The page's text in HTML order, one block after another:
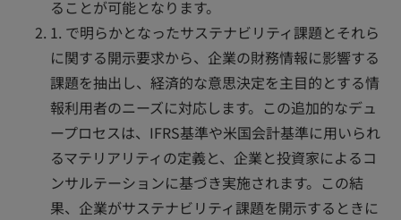
ることが可能となります。
1. で明らかとなったサステナビリティ課題とそれら
に関する開示要求から、企業の財務情報に影響する
課題を抽出し、経済的な意思決定を主目的とする情
報利用者のニーズに対応します。この追加的なデュ
ープロセスは、IFRS基準や米国会計基準に用いられ
るマテリアリティの定義と、企業と投資家によるコ
ンサルテーションに基づき実施されます。この結
果、企業がサステナビリティ課題を開示するときに